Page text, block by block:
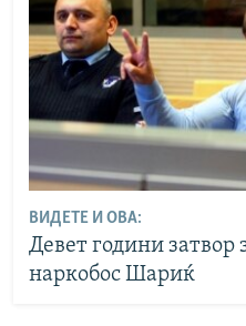
ВИДЕТЕ И ОВА:
Девет години затвор
наркобос Шариќ